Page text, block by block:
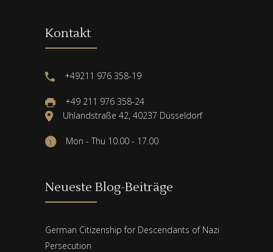
Kontakt
+49211 976 358-19
+49 211 976 358-24
Uhlandstraße 42, 40237 Düsseldorf
Mon - Thu 10.00 - 17.00
Neueste Blog-Beiträge
German Citizenship for Descendants of Nazi
Persecution